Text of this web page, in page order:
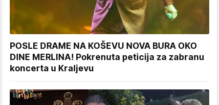
POSLE DRAME NA KOŠEVU NOVA BURA OKO
DINE MERLINA! Pokrenuta peticija za zabranu
koncerta u Kraljevu